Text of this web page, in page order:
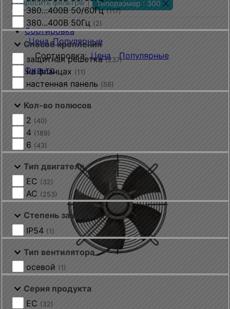
Сбросить фильтры Типоразмер : 300
Сортировка
ЦенаПопулярные
Сортировка: Цена
Популярные
Фильтр
380...400В 50/60Гц(117)
380...400В 50Гц (2)
Способ крепления
защитная решетка(237)
на фланцах (11)
настенная панель (56)
Кол-во полюсов
2 (40)
4 (189)
6 (43)
Тип двигателя
EC (32)
AC (253)
Степень защиты
IP54 (1)
Тип вентилятора
осевой (1)
Серия продукта
EC (32)